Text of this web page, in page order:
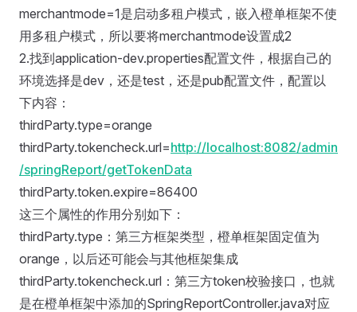
merchantmode=1是启动多租户模式，嵌入橙单框架不使
用多租户模式，所以要将merchantmode设置成2
2.找到application-dev.properties配置文件，根据自己的
环境选择是dev，还是test，还是pub配置文件，配置以
下内容：
thirdParty.type=orange
thirdParty.tokencheck.url=http://localhost:8082/admin
/springReport/getTokenData
thirdParty.token.expire=86400
这三个属性的作用分别如下：
thirdParty.type：第三方框架类型，橙单框架固定值为
orange，以后还可能会与其他框架集成
thirdParty.tokencheck.url：第三方token校验接口，也就
是在橙单框架中添加的SpringReportController.java对应